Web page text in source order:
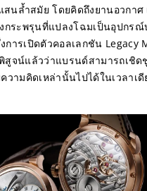
สนล้ำสมัย โดยคิดถึงยานอวกาศ
กระพรุนที่แปลงโฉมเป็นอุปกรณ์
ารเปิดตัวคอลเลกชัน Legacy
สูจน์แล้วว่าแบรนด์สามารถเชิด
วามคิดเหล่านั้นไปได้ในเวลาเ